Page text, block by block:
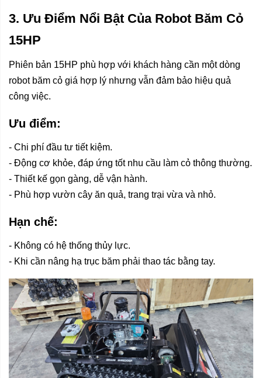
3. Ưu Điểm Nổi Bật Của Robot Băm Cỏ
15HP
Phiên bản 15HP phù hợp với khách hàng cần một dòng
robot băm cỏ giá hợp lý nhưng vẫn đảm bảo hiệu quả
công việc.
Ưu điểm:
- Chi phí đầu tư tiết kiệm.
- Động cơ khỏe, đáp ứng tốt nhu cầu làm cỏ thông thường.
- Thiết kế gọn gàng, dễ vận hành.
- Phù hợp vườn cây ăn quả, trang trại vừa và nhỏ.
Hạn chế:
- Không có hệ thống thủy lực.
- Khi cần nâng hạ trục băm phải thao tác bằng tay.